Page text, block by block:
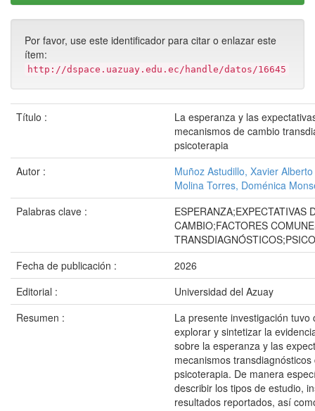
Por favor, use este identificador para citar o enlazar este
ítem:
http://dspace.uazuay.edu.ec/handle/datos/16645
Título :
La esperanza y las
mecanismos de cambio
psicoterapia
Autor :
Muñoz Astudillo, Xavier Alberto
Molina Torres, Doménica
Palabras clave :
ESPERANZA;EXPECTATIVAS
CAMBIO;FACTORES
Fecha de publicación :
2026
Editorial :
Universidad del Azuay
Resumen :
La presente investigación tuvo
explorar y sintetizar la
sobre la esperanza y las
mecanismos
psicoterapia. De manera
describir los tipos de estudio,
resultados reportados, así